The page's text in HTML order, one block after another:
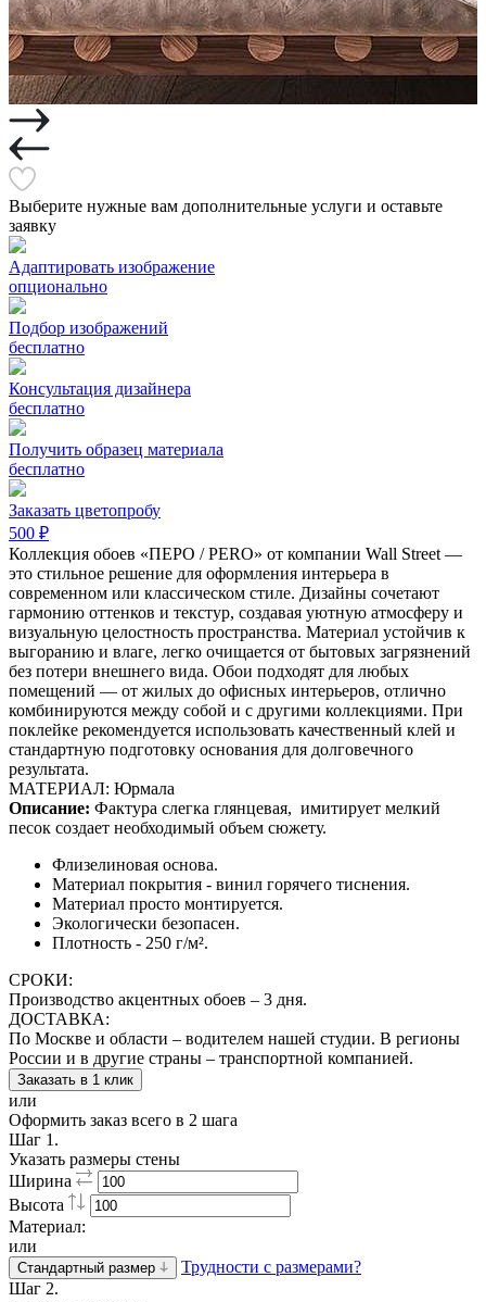
Выберите нужные вам дополнительные услуги и оставьте
заявку
Адаптировать изображение
опционально
Подбор изображений
бесплатно
Консультация дизайнера
бесплатно
Получить образец материала
бесплатно
Заказать цветопробу
500 ₽
Коллекция обоев «ПЕРО / PERO» от компании Wall Street —
это стильное решение для оформления интерьера в
современном или классическом стиле. Дизайны сочетают
гармонию оттенков и текстур, создавая уютную атмосферу и
визуальную целостность пространства. Материал устойчив к
выгоранию и влаге, легко очищается от бытовых загрязнений
без потери внешнего вида. Обои подходят для любых
помещений — от жилых до офисных интерьеров, отлично
комбинируются между собой и с другими коллекциями. При
поклейке рекомендуется использовать качественный клей и
стандартную подготовку основания для долговечного
результата.
МАТЕРИАЛ: Юрмала
Описание: Фактура слегка глянцевая, имитирует мелкий
песок создает необходимый объем сюжету.
Флизелиновая основа.
Материал покрытия - винил горячего тиснения.
Материал просто монтируется.
Экологически безопасен.
Плотность - 250 г/м².
СРОКИ:
Производство акцентных обоев – 3 дня.
ДОСТАВКА:
По Москве и области – водителем нашей студии. В регионы
России и в другие страны – транспортной компанией.
Заказать в 1 клик
или
Оформить заказ всего в 2 шага
Шаг 1.
Указать размеры стены
Ширина
Высота
Материал:
или
Стандартный размер
Трудности с размерами?
Шаг 2.